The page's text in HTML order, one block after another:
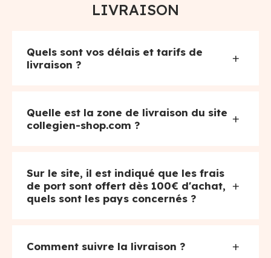
LIVRAISON
Quels sont vos délais et tarifs de
livraison ?
+
Quelle est la zone de livraison du site
collegien-shop.com ?
+
Sur le site, il est indiqué que les frais
de port sont offert dès 100€ d'achat,
quels sont les pays concernés ?
+
Comment suivre la livraison ? +